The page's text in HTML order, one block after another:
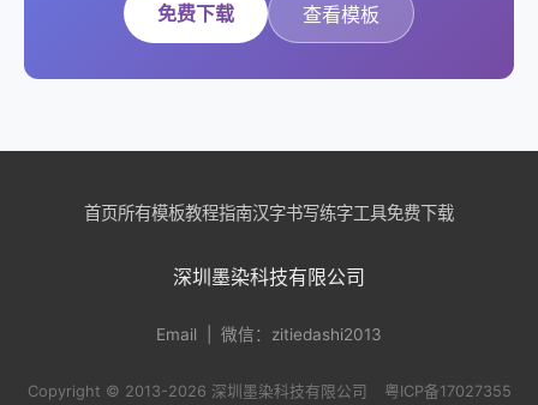
免费下载 查看模板
首页所有模板教程指南汉字书写练字工具免费下载
深圳墨染科技有限公司
Email | 微信：zitiedashi2013
Copyright © 2013-2026 深圳墨染科技有限公司 粤ICP备17027355